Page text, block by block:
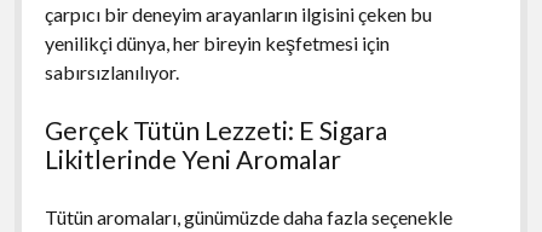
çarpıcı bir deneyim arayanların ilgisini çeken bu
yenilikçi dünya, her bireyin keşfetmesi için
sabırsızlanılıyor.
Gerçek Tütün Lezzeti: E Sigara
Likitlerinde Yeni Aromalar
Tütün aromaları, günümüzde daha fazla seçenekle